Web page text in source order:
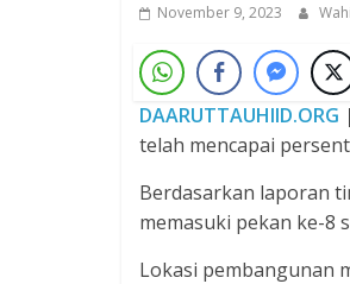
November 9, 2023
DAARUTTAUHIID.ORG
telah mencapai
Berdasarkan laporan
memasuki pekan ke-8
Lokasi pembangunan